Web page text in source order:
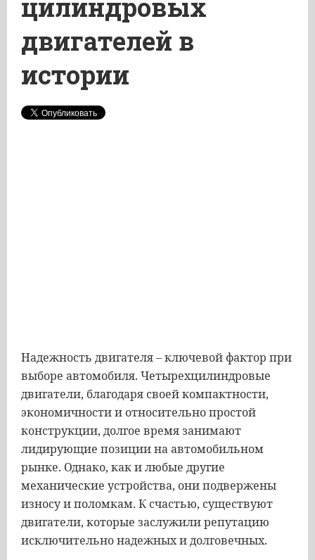
цилиндровых
двигателей в
истории
Надежность двигателя – ключевой фактор при
выборе автомобиля. Четырехцилиндровые
двигатели, благодаря своей компактности,
экономичности и относительно простой
конструкции, долгое время занимают
лидирующие позиции на автомобильном
рынке. Однако, как и любые другие
механические устройства, они подвержены
износу и поломкам. К счастью, существуют
двигатели, которые заслужили репутацию
исключительно надежных и долговечных.